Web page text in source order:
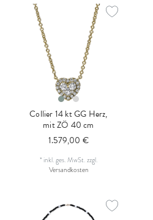
Collier 14 kt GG Herz,
mit ZÖ 40 cm
1.579,00 €
* inkl. ges. MwSt.zzgl.
Versandkosten